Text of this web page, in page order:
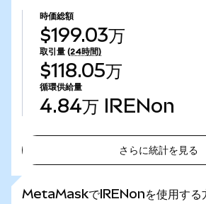
時価総額
$199.03万
取引量 (24時間)
$118.05万
循環供給量
4.84万 IRENon
さらに統計を見る
MetaMaskでIRENonを使用する